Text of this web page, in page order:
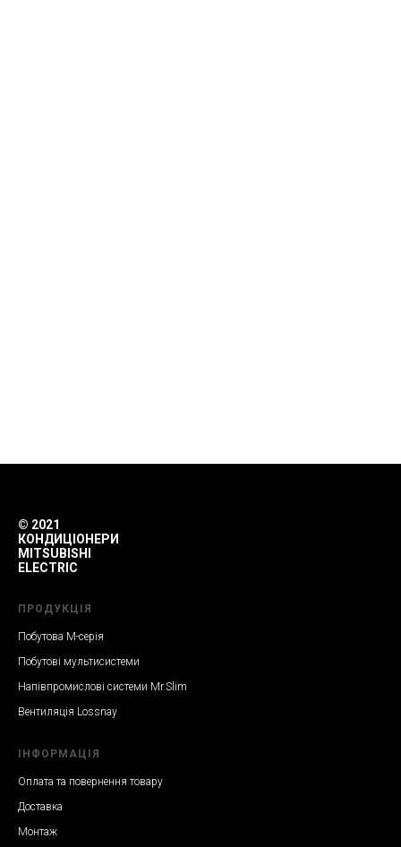
© 2021
КОНДИЦІОНЕРИ
MITSUBISHI
ELECTRIC
ПРОДУКЦІЯ
Побутова M-серія
Побутові мультисистеми
Напівпромислові системи Mr.Slim
Вентиляція Lossnay
ІНФОРМАЦІЯ
Оплата та повернення товару
Доставка
Монтаж